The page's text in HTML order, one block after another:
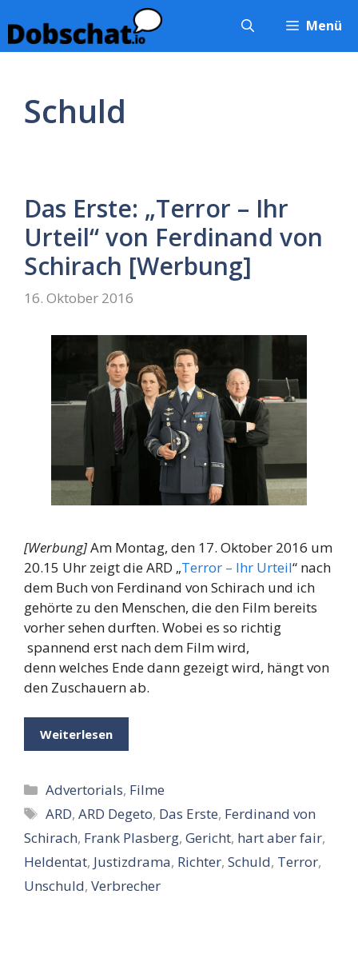
Inhalt
springen
Menü
Schuld
Das Erste: „Terror – Ihr
Urteil“ von Ferdinand von
Schirach [Werbung]
16. Oktober 2016
[Werbung]Am Montag, den 17. Oktober 2016 um
20.15 Uhr zeigt die ARD „Terror – Ihr Urteil“ nach
dem Buch von Ferdinand von Schirach und ich
gehörte zu den Menschen, die den Film bereits
vorher sehen durften. Wobei es so richtig
spannend erst nach dem Film wird,
denn welches Ende dann gezeigt wird, hängt von
den Zuschauern ab.
Weiterlesen
Kategorien
Advertorials, Filme
Schlagwörter
ARD,ARD Degeto, Das Erste, Ferdinand von
Schirach, Frank Plasberg, Gericht, hart aber fair,
Heldentat, Justizdrama, Richter, Schuld, Terror,
Unschuld, Verbrecher